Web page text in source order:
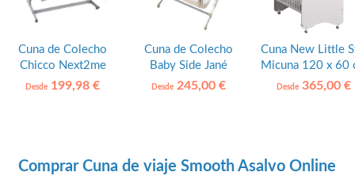
Cuna de Colecho
Chicco Next2me
Magic
Desde 199,98 €
Cuna de Colecho
Baby Side Jané
Desde245,00 €
Cuna New Little
Micuna 120 x 60
Desde 365,00 €
Comprar Cuna de viaje Smooth Asalvo Online